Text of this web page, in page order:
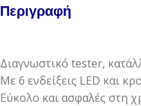
Περιγραφή
Διαγνωστικό tester,
Με 6 ενδείξεις LED και
Εύκολο και ασφαλές στη